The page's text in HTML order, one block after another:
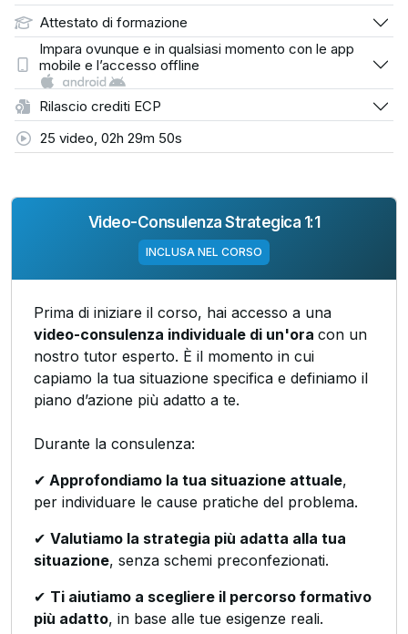
Attestato di formazione
Impara ovunque e in qualsiasi momento con le app
mobile e l’accesso offline
Rilascio crediti ECP
25 video, 02h 29m 50s
Video-Consulenza Strategica 1:1
INCLUSA NEL CORSO
Prima di iniziare il corso, hai accesso a una
video-consulenza individuale di un'ora con un
nostro tutor esperto. È il momento in cui
capiamo la tua situazione specifica e definiamo il
piano d’azione più adatto a te.
Durante la consulenza:
✔ Approfondiamo la tua situazione attuale,
per individuare le cause pratiche del problema.
✔ Valutiamo la strategia più adatta alla tua
situazione, senza schemi preconfezionati.
✔ Ti aiutiamo a scegliere il percorso formativo
più adatto, in base alle tue esigenze reali.